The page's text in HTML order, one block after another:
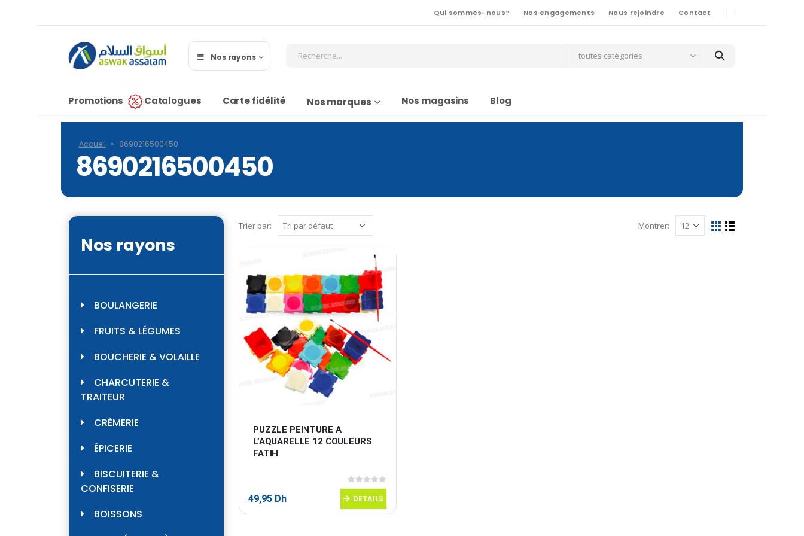
Qui sommes-nous? Nos engagements Nous rejoindre Contact
Nos rayons toutes catégories
Promotions Catalogues Carte fidélité Nos marques Nos magasins Blog
Accueil » 8690216500450
8690216500450
Trier par: Montrer:
PUZZLE PEINTURE A
L’AQUARELLE 12 COULEURS
FATIH
0sur 5
49,95 Dh DETAILS
Nos rayons
BOULANGERIE
FRUITS & LÉGUMES
BOUCHERIE & VOLAILLE
CHARCUTERIE &
TRAITEUR
CRÈMERIE
ÉPICERIE
BISCUITERIE &
CONFISERIE
BOISSONS